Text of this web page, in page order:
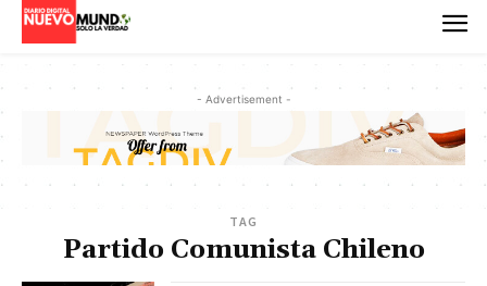
- Advertisement -
TAG
Partido Comunista Chileno